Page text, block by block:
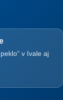
v Ivale aj